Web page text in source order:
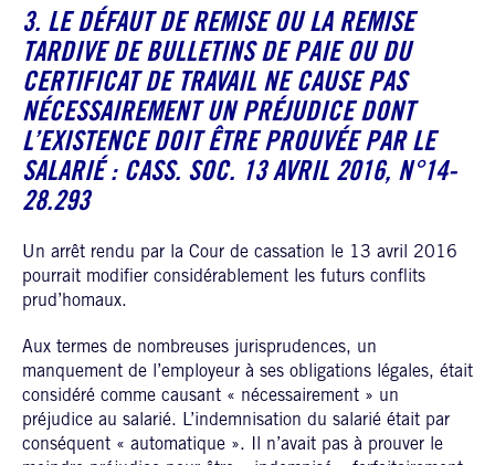
3. LE DÉFAUT DE REMISE OU LA REMISE
TARDIVE DE BULLETINS DE PAIE OU DU
CERTIFICAT DE TRAVAIL NE CAUSE PAS
NÉCESSAIREMENT UN PRÉJUDICE DONT
L’EXISTENCE DOIT ÊTRE PROUVÉE PAR LE
SALARIÉ : CASS. SOC. 13 AVRIL 2016, N°14-
28.293
Un arrêt rendu par la Cour de cassation le 13 avril 2016
pourrait modifier considérablement les futurs conflits
prud’homaux.
Aux termes de nombreuses jurisprudences, un
manquement de l’employeur à ses obligations légales, était
considéré comme causant « nécessairement » un
préjudice au salarié. L’indemnisation du salarié était par
conséquent « automatique ». Il n’avait pas à prouver le